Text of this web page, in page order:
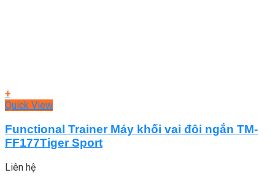
+
Quick View
Functional Trainer Máy khối vai đôi ngắn TM-
FF177Tiger Sport
Liên hệ